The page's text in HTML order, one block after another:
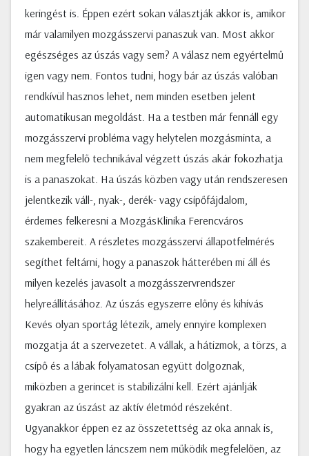
keringést is. Éppen ezért sokan választják akkor is, amikor
már valamilyen mozgásszervi panaszuk van. Most akkor
egészséges az úszás vagy sem? A válasz nem egyértelmű
igen vagy nem. Fontos tudni, hogy bár az úszás valóban
rendkívül hasznos lehet, nem minden esetben jelent
automatikusan megoldást. Ha a testben már fennáll egy
mozgásszervi probléma vagy helytelen mozgásminta, a
nem megfelelő technikával végzett úszás akár fokozhatja
is a panaszokat. Ha úszás közben vagy után rendszeresen
jelentkezik váll-, nyak-, derék- vagy csípőfájdalom,
érdemes felkeresni a MozgásKlinika Ferencváros
szakembereit. A részletes mozgásszervi állapotfelmérés
segíthet feltárni, hogy a panaszok hátterében mi áll és
milyen kezelés javasolt a mozgásszervrendszer
helyreállításához. Az úszás egyszerre előny és kihívás
Kevés olyan sportág létezik, amely ennyire komplexen
mozgatja át a szervezetet. A vállak, a hátizmok, a törzs, a
csípő és a lábak folyamatosan együtt dolgoznak,
miközben a gerincet is stabilizálni kell. Ezért ajánlják
gyakran az úszást az aktív életmód részeként.
Ugyanakkor éppen ez az összetettség az oka annak is,
hogy ha egyetlen láncszem nem működik megfelelően, az